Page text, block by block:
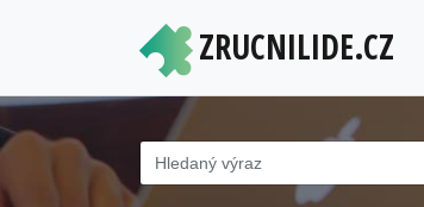
ZRUCNILIDE.CZ